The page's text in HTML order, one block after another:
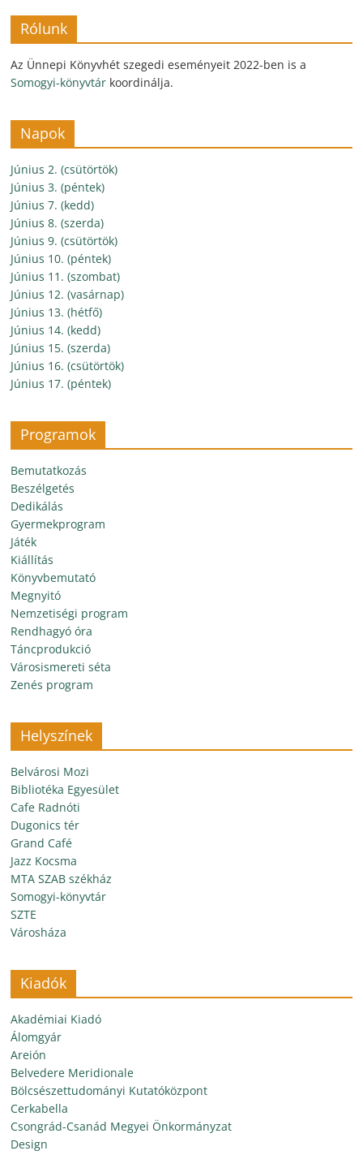
Rólunk
Az Ünnepi Könyvhét szegedi eseményeit 2022-ben is a
Somogyi-könyvtár koordinálja.
Napok
Június 2. (csütörtök)
Június 3. (péntek)
Június 7. (kedd)
Június 8. (szerda)
Június 9. (csütörtök)
Június 10. (péntek)
Június 11. (szombat)
Június 12. (vasárnap)
Június 13. (hétfő)
Június 14. (kedd)
Június 15. (szerda)
Június 16. (csütörtök)
Június 17. (péntek)
Programok
Bemutatkozás
Beszélgetés
Dedikálás
Gyermekprogram
Játék
Kiállítás
Könyvbemutató
Megnyitó
Nemzetiségi program
Rendhagyó óra
Táncprodukció
Városismereti séta
Zenés program
Helyszínek
Belvárosi Mozi
Bibliotéka Egyesület
Cafe Radnóti
Dugonics tér
Grand Café
Jazz Kocsma
MTA SZAB székház
Somogyi-könyvtár
SZTE
Városháza
Kiadók
Akadémiai Kiadó
Álomgyár
Areión
Belvedere Meridionale
Bölcsészettudományi Kutatóközpont
Cerkabella
Csongrád-Csanád Megyei Önkormányzat
Design